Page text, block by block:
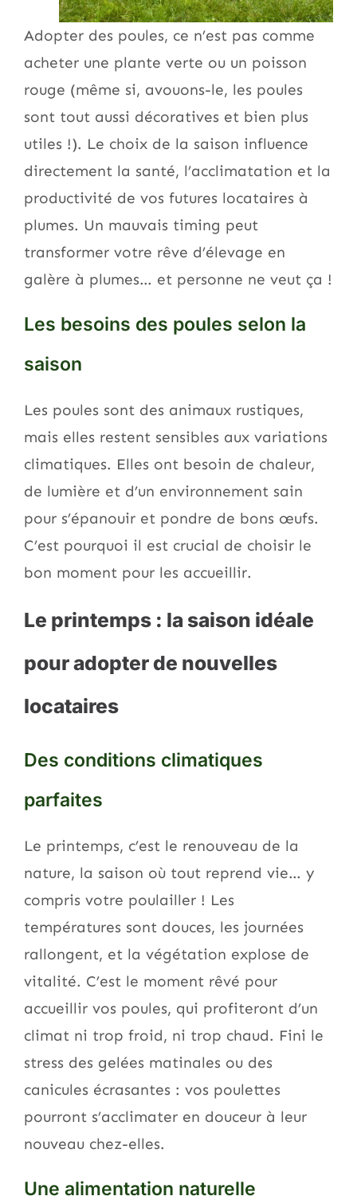
Adopter des poules, ce n’est pas comme
acheter une plante verte ou un poisson
rouge (même si, avouons-le, les poules
sont tout aussi décoratives et bien plus
utiles !). Le choix de la saison influence
directement la santé, l’acclimatation et la
productivité de vos futures locataires à
plumes. Un mauvais timing peut
transformer votre rêve d’élevage en
galère à plumes… et personne ne veut ça !
Les besoins des poules selon la
saison
Les poules sont des animaux rustiques,
mais elles restent sensibles aux variations
climatiques. Elles ont besoin de chaleur,
de lumière et d’un environnement sain
pour s’épanouir et pondre de bons œufs.
C’est pourquoi il est crucial de choisir le
bon moment pour les accueillir.
Le printemps : la saison idéale
pour adopter de nouvelles
locataires
Des conditions climatiques
parfaites
Le printemps, c’est le renouveau de la
nature, la saison où tout reprend vie… y
compris votre poulailler ! Les
températures sont douces, les journées
rallongent, et la végétation explose de
vitalité. C’est le moment rêvé pour
accueillir vos poules, qui profiteront d’un
climat ni trop froid, ni trop chaud. Fini le
stress des gelées matinales ou des
canicules écrasantes : vos poulettes
pourront s’acclimater en douceur à leur
nouveau chez-elles.
Une alimentation naturelle